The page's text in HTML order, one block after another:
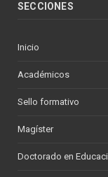
SECCIONES
Inicio
Académicos
Sello formativo
Magíster
Doctorado en